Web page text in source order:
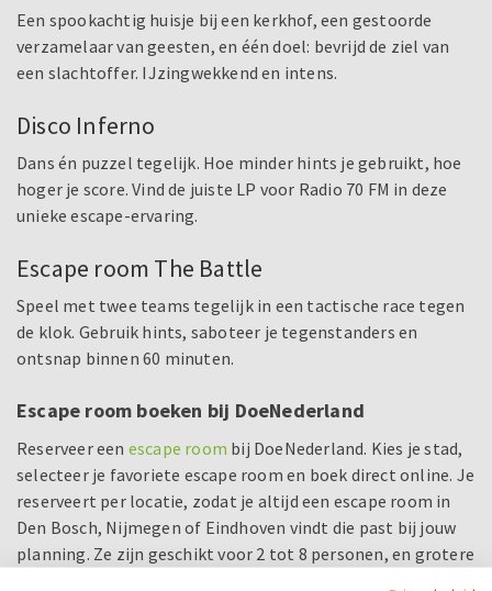
Een spookachtig huisje bij een kerkhof, een gestoorde
verzamelaar van geesten, en één doel: bevrijd de ziel van
een slachtoffer. IJzingwekkend en intens.
Disco Inferno
Dans én puzzel tegelijk. Hoe minder hints je gebruikt, hoe
hoger je score. Vind de juiste LP voor Radio 70 FM in deze
unieke escape-ervaring.
Escape room The Battle
Speel met twee teams tegelijk in een tactische race tegen
de klok. Gebruik hints, saboteer je tegenstanders en
ontsnap binnen 60 minuten.
Escape room boeken bij DoeNederland
Reserveer een escape room bij DoeNederland. Kies je stad,
selecteer je favoriete escape room en boek direct online. Je
reserveert per locatie, zodat je altijd een escape room in
Den Bosch, Nijmegen of Eindhoven vindt die past bij jouw
planning. Ze zijn geschikt voor 2 tot 8 personen, en grotere